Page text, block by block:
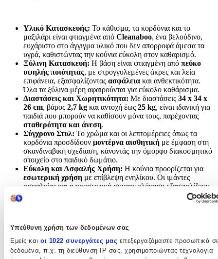
Υπεύθυνη χρήση των δεδομένων σας
Εμείς και οι 1022 συνεργάτες μας επεξεργαζόμαστε προσωπικά
δεδομένα, π.χ. τη διεύθυνση IP σας, χρησιμοποιώντας τεχνολογία
Υλικό Κατασκευής: Το κάθισμα, τα κορδόνια και το
μαξιλάρι είναι φτιαγμένα από Cleanaboo, ένα βελούδινο,
ευχάριστο στο άγγιγμα υλικό που δεν απορροφά άμεσα τα
υγρά, καθιστώντας την κούνια εύκολη στον καθαρισμό.
Ξύλινη Κατασκευή: Η βάση είναι φτιαγμένη από πεύκο
υψηλής ποιότητας, με στρογγυλεμένες άκρες και λεία
επιφάνεια, εξασφαλίζοντας ασφάλεια και ανθεκτικότητα.
Όλα τα ξύλινα μέρη αφαιρούνται για εύκολο καθάρισμα.
Διαστάσεις και Χωρητικότητα: Με διαστάσεις 34 x 34 x
26 cm, βάρος 2,7 kg και αντοχή έως 25 kg, είναι ιδανική για
παιδιά που μπορούν να καθίσουν μόνα τους, παρέχοντας
σταθερότητα και άνεση.
Σύγχρονο Στυλ: Το χρώμα και οι λεπτομέρειες όπως τα
κορδόνια προσδίδουν μοντέρνα αισθητική με έμφαση στη
σκανδιναβική σχεδίαση, κάνοντάς την όμορφο διακοσμητικό
στοιχείο στο παιδικό δωμάτιο.
Εύκολη και Ασφαλής Χρήση: Η κούνια προορίζεται για
εσωτερική χρήση με επίβλεψη ενηλίκου. Οι ιμάντες
ασφαλείας και η προσεκτική συναρμολόγηση εξασφαλίζουν
με ασφάλεια και
Χαρακτηριστικά